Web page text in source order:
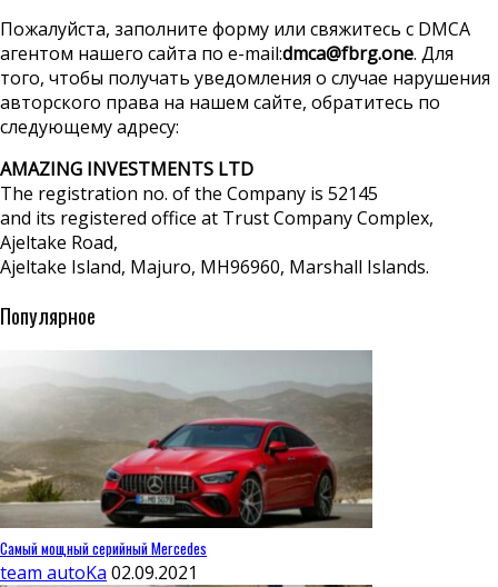
Пожалуйста, заполните форму или свяжитесь с DMCA
агентом нашего сайта по е-mail:dmca@fbrg.one. Для
того, чтобы получать уведомления о случае нарушения
авторского права на нашем сайте, обратитесь по
следующему адресу:
AMAZING INVESTMENTS LTD
The registration no. of the Company is 52145
and its registered office at Trust Company Complex,
Ajeltake Road,
Ajeltake Island, Majuro, MH96960, Marshall Islands.
Популярное
Самый мощный серийный Mercedes
team autoKa 02.09.2021